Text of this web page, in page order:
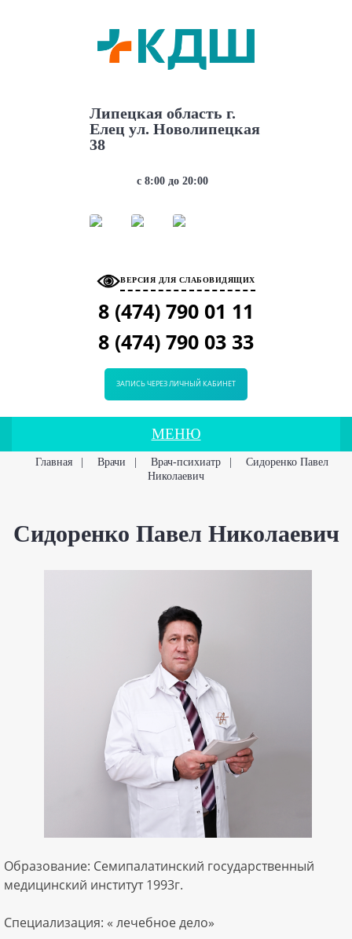
Липецкая область г.
Елец ул. Новолипецкая
38
с 8:00 до 20:00
ВЕРСИЯ ДЛЯ СЛАБОВИДЯЩИХ
8 (474) 790 01 11
8 (474) 790 03 33
ЗАПИСЬ ЧЕРЕЗ ЛИЧНЫЙ КАБИНЕТ
МЕНЮ
Главная Врачи Врач-психиатр
Сидоренко Павел
Николаевич
Сидоренко Павел Николаевич
Образование: Семипалатинский государственный
медицинский институт 1993г.
Специализация: « лечебное дело»